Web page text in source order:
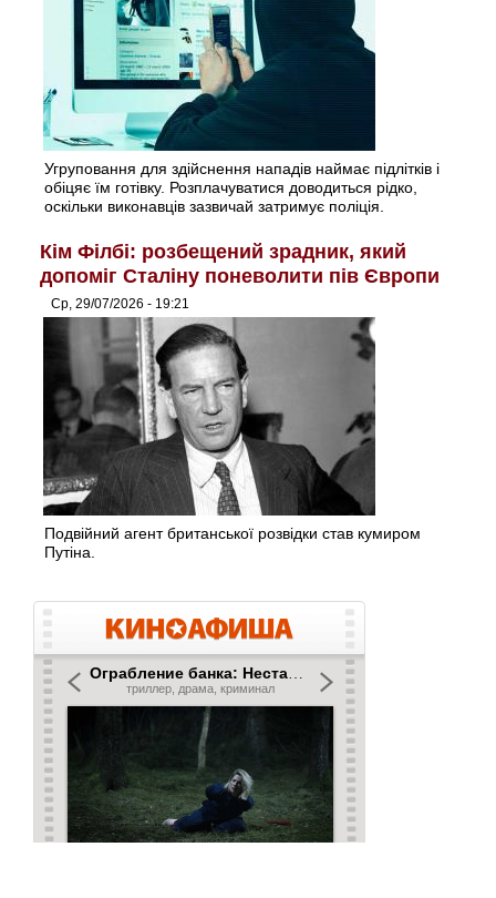
Угруповання для здійснення нападів наймає підлітків і
обіцяє їм готівку. Розплачуватися доводиться рідко,
оскільки виконавців зазвичай затримує поліція.
Кім Філбі: розбещений зрадник, який
допоміг Сталіну поневолити пів Європи
Ср, 29/07/2026 - 19:21
Подвійний агент британської розвідки став кумиром
Путіна.